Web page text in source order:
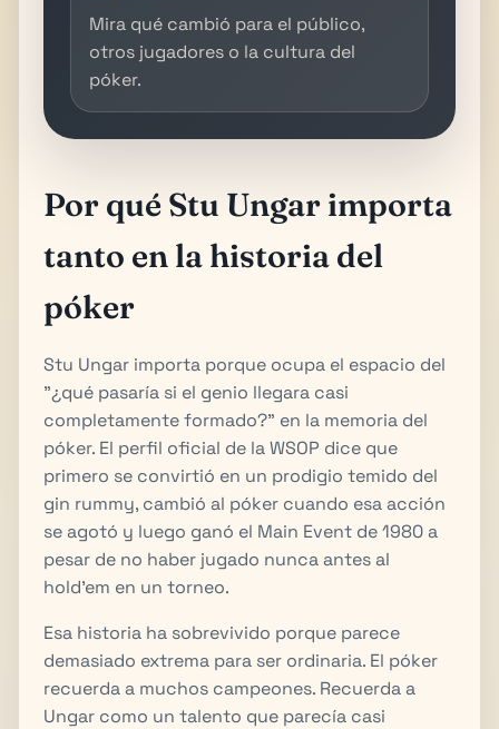
Mira qué cambió para el público,
otros jugadores o la cultura del
póker.
Por qué Stu Ungar importa
tanto en la historia del
póker
Stu Ungar importa porque ocupa el espacio del
"¿qué pasaría si el genio llegara casi
completamente formado?" en la memoria del
póker. El perfil oficial de la WSOP dice que
primero se convirtió en un prodigio temido del
gin rummy, cambió al póker cuando esa acción
se agotó y luego ganó el Main Event de 1980 a
pesar de no haber jugado nunca antes al
hold'em en un torneo.
Esa historia ha sobrevivido porque parece
demasiado extrema para ser ordinaria. El póker
recuerda a muchos campeones. Recuerda a
Ungar como un talento que parecía casi